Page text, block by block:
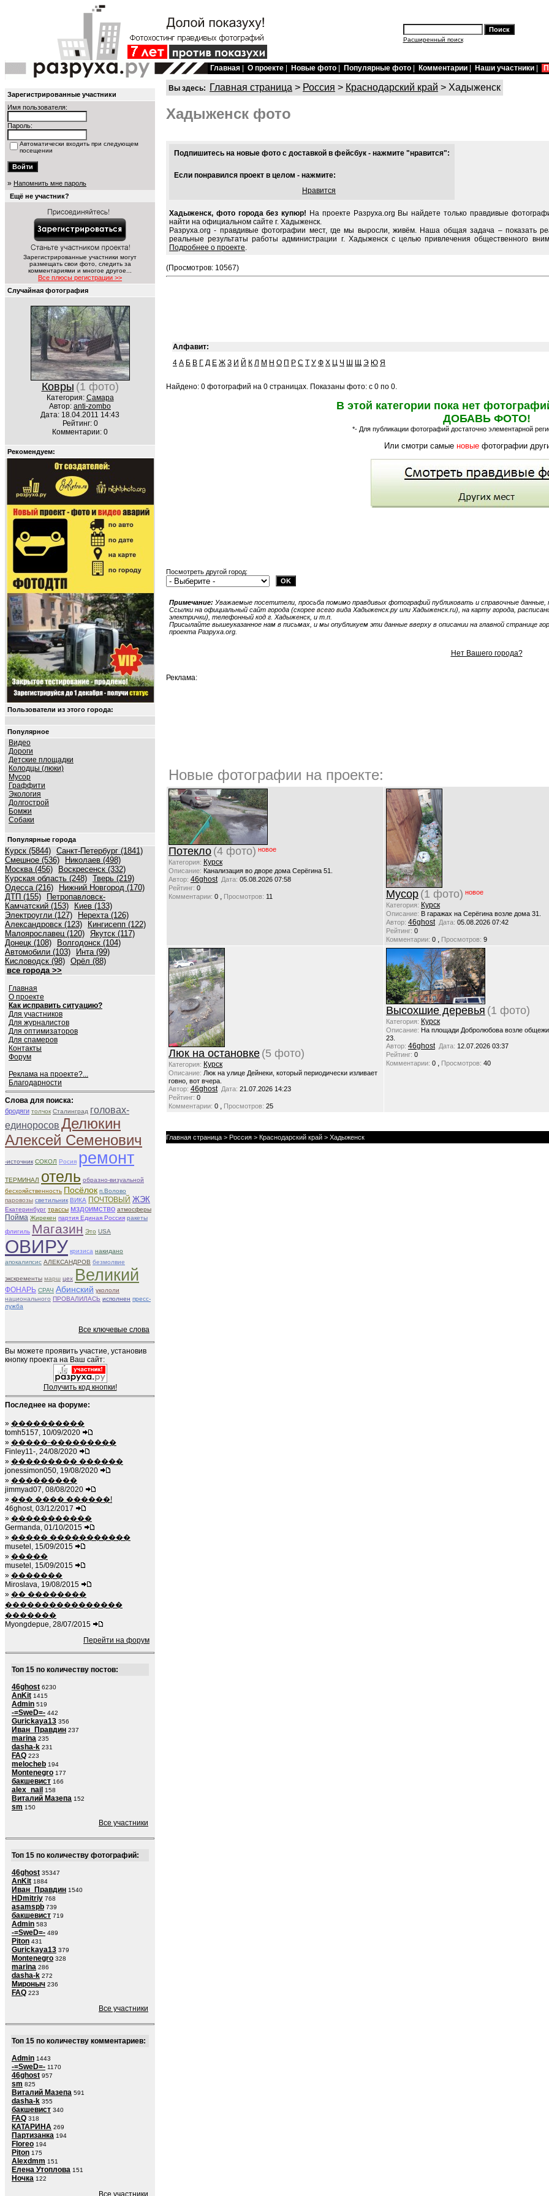
Расширенный поиск
Главная О проекте Новые фото Популярные фото Комментарии Наши участники
Зарегистрированные участники
Имя пользователя:
Пароль:
Автоматически входить при следующем
посещении
» Напомнить мне пароль
Ещё не участник?
Зарегистрированные участники могут
размещать свои фото, следить за
комментариями и многое другое...
Все плюсы регистрации >>
Случайная фотография
Ковры (1 фото)
Категория: Самара
Автор: anti-zombo
Дата: 18.04.2011 14:43
Рейтинг: 0
Комментарии: 0
Рекомендуем:
Пользователи из этого города:
Популярное
Видео
Дороги
Детские площадки
Колодцы (люки)
Мусор
Граффити
Экология
Долгострой
Бомжи
Собаки
Популярные города
Курск (5844) Санкт-Петербург (1841)
Смешное (536)
Николаев (498)
Москва (456)
Воскресенск (332)
Курская область (248) Тверь (219)
Одесса (216)
Нижний Новгород (170)
ДТП (155)
Петропавловск-
Камчатский (153)
Киев (133)
Электроугли (127)
Нерехта (126)
Александровск (123)
Кингисепп (122)
Малоярославец (120) Якутск (117)
Донецк (108)
Волгодонск (104)
Автомобили (103)
Инта (99)
Кисловодск (98) Орёл (88)
все города >>
Главная
О проекте
Как исправить ситуацию?
Для участников
Для журналистов
Для оптимизаторов
Для спамеров
Контакты
Форум
Реклама на проекте?...
Благодарности
Слова для поиска:
бродяги толчок Сталинград головах-
единоросов Делюкин
Алексей Семенович
-источник СОКОЛ Росия ремонт
ТЕРМИНАЛ отель образно-визуальной
бесхояйственность Посёлок п.Волово
паровозы светильник ВИКА ПОЧТОВЫЙ ЖЭК
Екатеринбург трассы мздоимство атмосферы
Пойма Жирекен партия Единая Россия ракеты
флигиль Магазин Это USA
ОВИРУ кризиса накидано
апокалипсис АЛЕКСАНДРОВ безмолвие
экскременты марш цех Великий
ФОНАРЬ СРАЧ Абинский укололи
национального ПРОВАЛИЛАСЬ исполнен пресс-
лужба
Все ключевые слова
Вы можете проявить участие, установив
кнопку проекта на Ваш сайт:
Получить код кнопки!
Последнее на форуме:
» ����������
tomh5157, 10/09/2020
» �����-���������
Finley11-, 24/08/2020
» ��������� ������
jonessimon050, 19/08/2020
» ���������
jimmyad07, 08/08/2020
» ��� ���� ������!
46ghost, 03/12/2017
» �����������
Germanda, 01/10/2015
» ����� �����������
musetel, 15/09/2015
» �����
musetel, 15/09/2015
» �������
Miroslava, 19/08/2015
» �� ��������
����������������
�������
Myongdepue, 28/07/2015
Перейти на форум
Топ 15 по количеству постов:
46ghost 6230
AnKit 1415
Admin 519
-=SweD=- 442
Gurickaya13 356
Иван_Правдин 237
marina 235
dasha-k 231
FAQ 223
melocheb 194
Montenegro 177
бакшевист 166
alex_nail 158
Виталий Мазепа 152
sm 150
Все участники
Топ 15 по количеству фотографий:
46ghost 35347
AnKit 1884
Иван_Правдин 1540
HDmitriy 768
asamspb 739
бакшевист 719
Admin 583
-=SweD=- 489
Piton 431
Gurickaya13 379
Montenegro 328
marina 286
dasha-k 272
Мироныч 236
FAQ 223
Все участники
Топ 15 по количеству комментариев:
Admin 1443
-=SweD=- 1170
46ghost 957
sm 825
Виталий Мазепа 591
dasha-k 355
бакшевист 340
FAQ 318
КАТАРИНА 269
Партизанка 194
Floreo 194
Piton 175
Alexdmm 151
Елена Утоплова 151
Ночка 122
Все участники
Вы здесь: Главная страница > Россия > Краснодарский край > Хадыженск
Хадыженск фото
Подпишитесь на новые фото с доставкой в фейсбук - нажмите "нравится":
Если понравился проект в целом - нажмите:
Нравится
Хадыженск, фото города без купюр! На проекте Разруха.org Вы найдете только правдивые
найти на официальном сайте г. Хадыженск.
Разруха.org - правдивые фотографии мест, где мы выросли, живём. Наша общая задача – показать
реальные результаты работы администрации г. Хадыженск с целью привлечения общественного
Подробнее о проекте.
(Просмотров: 10567)
Алфавит:
4 А Б В Г Д Е Ж З И Й К Л М Н О П Р С Т У Ф Х Ц Ч Ш Щ Э Ю Я
Найдено: 0 фотографий на 0 страницах. Показаны фото: с 0 по 0.
В этой категории пока нет
ДОБАВЬ ФОТО!
*- Для публикации фотографий достаточно элементарной
Или смотри самые новыефотографии
Посмотреть другой город:
Примечание: Уважаемые посетители, просьба помимо правдивых фотографий публиковать и справочные данные,
Ссылки на официальный сайт города (скорее всего вида Хадыженск.ру или Хадыженск.ru), на карту города,
электрички), телефонный код г. Хадыженск, и т.п.
Присылайте вышеуказанное нам в письмах, и мы опубликуем эти данные вверху в описании на главной странице
проекта Разруха.org.
Нет Вашего города?
Реклама:
Новые фотографии на проекте:
Потекло (4 фото) новое
Категория: Курск
Описание: Канализация во дворе дома Серёгина 51.
Автор: 46ghost Дата: 05.08.2026 07:58
Рейтинг: 0
Комментарии: 0 , Просмотров: 11 Мусор (1 фото) новое
Категория: Курск
Описание: В гаражах на Серёгина возле дома 31.
Автор: 46ghost Дата: 05.08.2026 07:42
Рейтинг: 0
Комментарии: 0 , Просмотров: 9
Люк на остановке (5 фото)
Категория: Курск
Описание: Люк на улице Дейнеки, который периодически изливает
говно, вот вчера.
Автор: 46ghost Дата: 21.07.2026 14:23
Рейтинг: 0
Комментарии: 0 , Просмотров: 25
Высохшие деревья (1 фото)
Категория: Курск
Описание: На площади Добролюбова возле
23.
Автор: 46ghost Дата: 12.07.2026 03:37
Рейтинг: 0
Комментарии: 0 , Просмотров: 40
Главная страница > Россия > Краснодарский край > Хадыженск